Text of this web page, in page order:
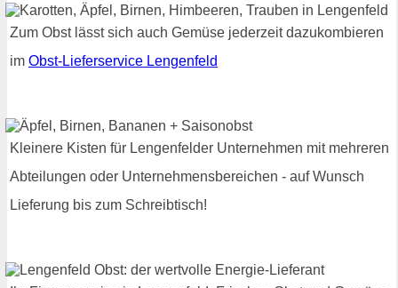
Zum Obst lässt sich auch Gemüse jederzeit dazukombieren
im Obst-Lieferservice Lengenfeld
Kleinere Kisten für Lengenfelder Unternehmen mit mehreren
Abteilungen oder Unternehmensbereichen - auf Wunsch
Lieferung bis zum Schreibtisch!